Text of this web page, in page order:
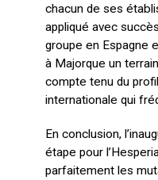
chacun de ses
appliqué avec
groupe en Espagne
à Majorque un
compte tenu du
internationale qui
En conclusion,
étape pour
parfaitement les